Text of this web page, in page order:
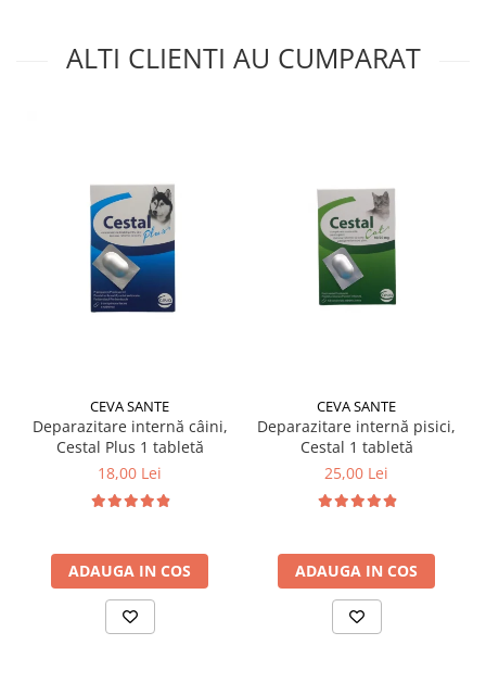
ALTI CLIENTI AU CUMPARAT
CEVA SANTE
Deparazitare internă câini,
Cestal Plus 1 tabletă
18,00 Lei
ADAUGA IN COS
CEVA SANTE
Deparazitare internă pisici,
Cestal 1 tabletă
25,00 Lei
ADAUGA IN COS